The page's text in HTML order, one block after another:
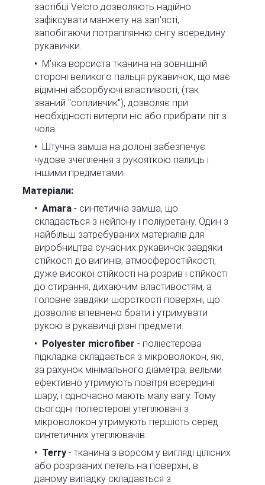
застібці Velcro дозволяють надійно
зафіксувати манжету на зап'ясті,
запобігаючи потраплянню снігу всередину
рукавички.
М'яка ворсиста тканина на зовнішній
стороні великого пальця рукавичок, що має
відмінні абсорбуючі властивості, (так
званий "сопливчик"), дозволяє при
необхідності витерти ніс або прибрати піт з
чола.
Штучна замша на долоні забезпечує
чудове зчеплення з рукояткою палиць і
іншими предметами.
Матеріали:
Amara - синтетична замша, що
складається з нейлону і поліуретану. Один з
найбільш затребуваних матеріалів для
виробництва сучасних рукавичок завдяки
стійкості до вигинів, атмосферостійкості,
дуже високої стійкості на розрив і стійкості
до стирання, дихаючим властивостям, а
головне завдяки шорсткості поверхні, що
дозволяє впевнено брати і утримувати
рукою в рукавичці різні предмети.
Polyester microfiber - поліестерова
підкладка складається з мікроволокон, які,
за рахунок мінімального діаметра, вельми
ефективно утримують повітря всередині
шару, і одночасно мають малу вагу. Тому
сьогодні поліестерові утеплювачі з
мікроволокон утримують першість серед
синтетичних утеплювачів.
Terry - тканина з ворсом у вигляді цілісних
або розрізаних петель на поверхні, в
даному випадку складається з